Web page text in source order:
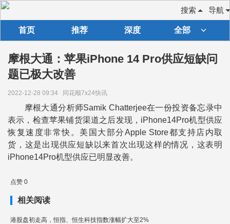
导航
搜索
首页 推荐 深度 全部
摩根大通：苹果iPhone 14 Pro供应短缺问
题已极大改善
2022-12-28 09:34 同花顺7x24快讯
摩根大通分析师Samik Chatterjee在一份投资备忘录中
表示，检查苹果铺货渠道之后发现，iPhone14Pro机型供应
恢复速度非常快。美国大部分Apple Store都支持店内取
货，这是出现供应短缺以来首次出现这样的情况，这表明
iPhone14Pro机型供应已明显改善。
点赞 0
相关阅读
港股盘初走高，恒指、恒生科技指数涨幅扩大至2%